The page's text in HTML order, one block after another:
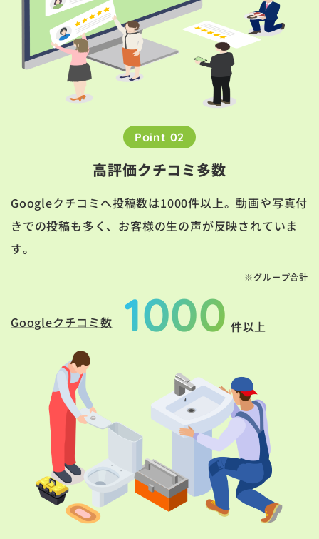
Point 02
高評価クチコミ多数
Googleクチコミへ投稿数は1000件以上。動画や写真付
きでの投稿も多く、お客様の生の声が反映されていま
す。
※グループ合計
Googleクチコミ数 1000 件以上